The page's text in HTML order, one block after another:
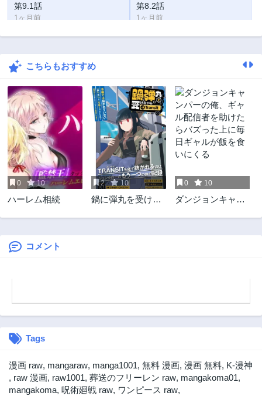
第9.1話
1ヶ月前
第8.2話
1ヶ月前
第8.1話 第7.2話
第7.1話
第6.1話
1ヶ月前
第5.2話
1ヶ月前
第5.1話
1ヶ月前
第4.2話
1ヶ月前
第4.1話
1ヶ月前
第3.2話
1ヶ月前
第3.1話
1ヶ月前
第2.2話
1ヶ月前
第2.1話 第1話
こちらもおすすめ
0 10
ハーレム相続
2 10
鍋に弾丸を受けな
0 10
ダンジョンキャン
バズった上に毎日
コメント
Tags
漫画 raw, mangaraw, manga1001, 無料 漫画, 漫画 無料, K-漫神
, raw 漫画, raw1001, 葬送のフリーレン raw, mangakoma01,
mangakoma, 呪術廻戦 raw, ワンピース raw,